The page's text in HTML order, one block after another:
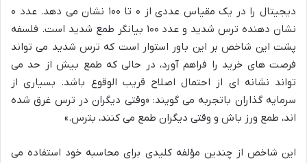
دیجیتال را در یک مقیاس عددی از ۰ تا ۱۰۰ نشان می دهد. عدد ۰
نشان دهنده ترس شدید و عدد ۱۰۰ بیانگر طمع شدید است. فلسفه
پشت این شاخص بر این باور استوار است که ترس شدید می تواند
فرصت های خرید را فراهم آورد، در حالی که طمع بیش از حد می
تواند نشانه ای از احتمال اصلاح قریب الوقوع باشد. بسیاری از
سرمایه گذاران باتجربه می گویند: «وقتی دیگران در ترس غرق شده
اند، طمع ورز باش و وقتی دیگران طمع می کنند، بترس.»
این شاخص از چندین مؤلفه کلیدی برای محاسبه خود استفاده می